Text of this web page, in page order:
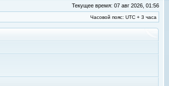
Текущее время: 07 авг 2026, 01:56
Часовой пояс: UTC + 3 часа